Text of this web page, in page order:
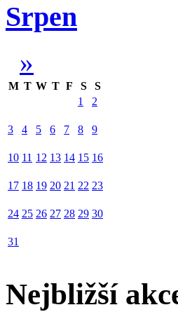
Srpen
»
M T W T F S
S
1
2
3 4 5 6 7 8 9
10 11 12 13 14 15 16
17 18 19 20 21 22 23
24 25 26 27 28 29 30
31
Nejbližší